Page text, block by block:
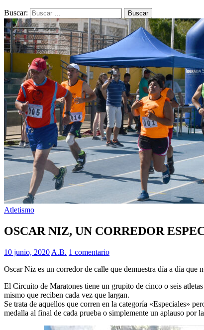
Buscar:
Atletismo
OSCAR NIZ, UN CORREDOR
10 junio, 2020 A.B. 1 comentario
Oscar Niz es un corredor de calle que demuestra día a día que
El Circuito de Maratones tiene un grupito de cinco o seis
mismo que reciben cada vez que largan.
Se trata de aquellos que corren en la categoría «Especiales»
medalla al final de cada prueba o simplemente un aplauso